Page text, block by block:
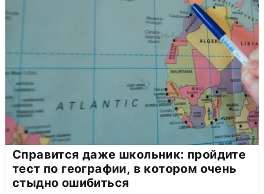
Справится даже школьник: пройдите
тест по географии, в котором очень
стыдно ошибиться